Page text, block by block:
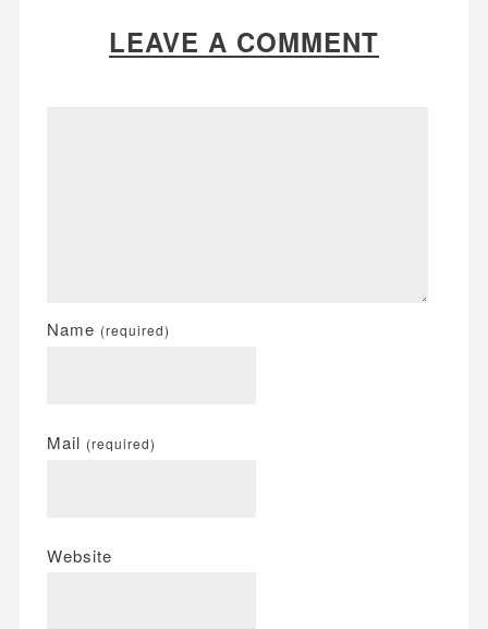
LEAVE A COMMENT
Name (required)
Mail (required)
Website